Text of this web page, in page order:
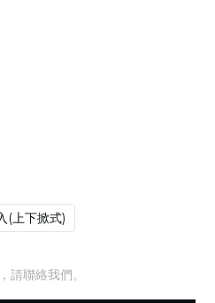
(上下掀式)
請聯絡我們。